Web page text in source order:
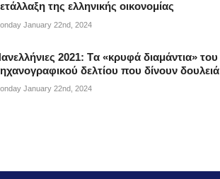
της ελληνικής οικονομίας
January 22nd, 2024
2021: Tα «κρυφά διαμάντια» του
δελτίου που δίνουν δουλειά
January 22nd, 2024